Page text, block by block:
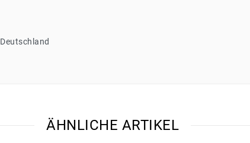
Deutschland
ÄHNLICHE ARTIKEL